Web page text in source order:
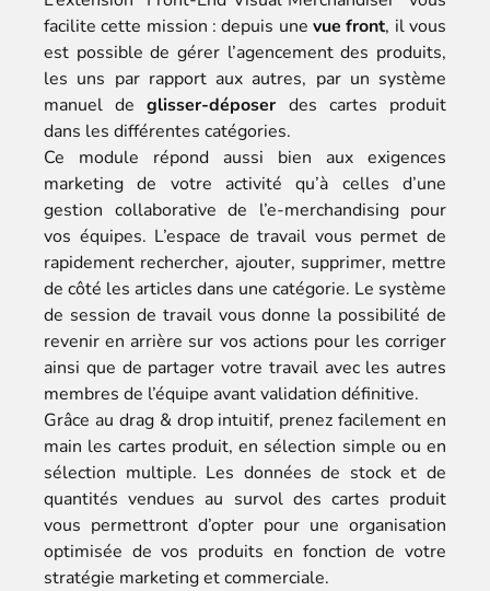
facilite cette mission : depuis une vue front, il vous
est possible de gérer l’agencement des produits,
les uns par rapport aux autres, par un système
manuel deglisser-déposer des cartes produit
dans les différentes catégories.
Ce module répond aussi bien aux exigences
marketing de votre activité qu’à celles d’une
gestion collaborative de l’e-merchandising pour
vos équipes. L’espace de travail vous permet de
rapidement rechercher, ajouter, supprimer, mettre
de côté les articles dans une catégorie. Le système
de session de travail vous donne la possibilité de
revenir en arrière sur vos actions pour les corriger
ainsi que de partager votre travail avec les autres
membres de l’équipe avant validation définitive.
Grâce au drag & drop intuitif, prenez facilement en
main les cartes produit, en sélection simple ou en
sélection multiple. Les données de stock et de
quantités vendues au survol des cartes produit
vous permettront d’opter pour une organisation
optimisée de vos produits en fonction de votre
stratégie marketing et commerciale.